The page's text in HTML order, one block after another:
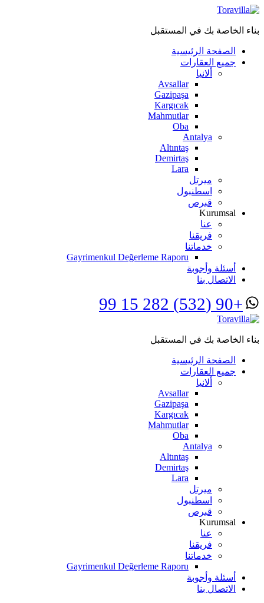
بناء الخاصة بك في المستقبل
الصفحة الرئيسية
جميع العقارات
ألانيا
Avsallar
Gazipaşa
Kargıcak
Mahmutlar
Oba
Antalya
Altıntaş
Demirtaş
Lara
ميرتل
اسطنبول
قبرص
Kurumsal
عنا
فريقنا
خدماتنا
Gayrimenkul Değerleme Raporu
أسئلة وأجوبة
الاتصال بنا
+90 (532) 282 15 99
بناء الخاصة بك في المستقبل
الصفحة الرئيسية
جميع العقارات
ألانيا
Avsallar
Gazipaşa
Kargıcak
Mahmutlar
Oba
Antalya
Altıntaş
Demirtaş
Lara
ميرتل
اسطنبول
قبرص
Kurumsal
عنا
فريقنا
خدماتنا
Gayrimenkul Değerleme Raporu
أسئلة وأجوبة
الاتصال بنا